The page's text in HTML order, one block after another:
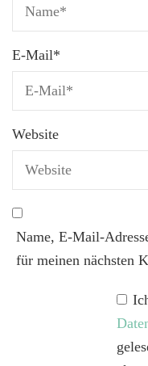
E-Mail*
Website
Name, E-Mail-
für meinen nächsten